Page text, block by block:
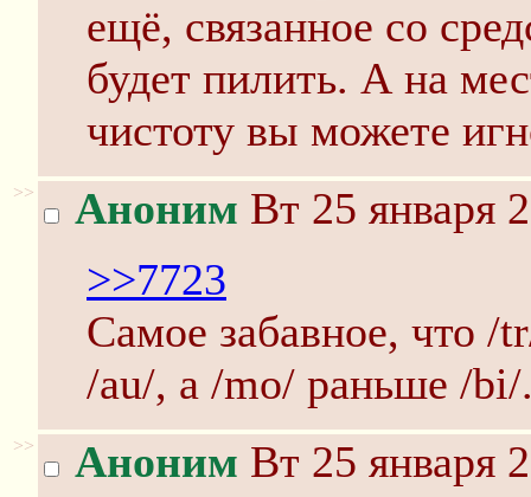
ещё, связанное со
будет пилить. А на
чистоту вы можете
>> Аноним Вт 25 января
>>7723
Самое забавное, что /
/au/, а /mo/ раньше /bi/
>> Аноним Вт 25 января